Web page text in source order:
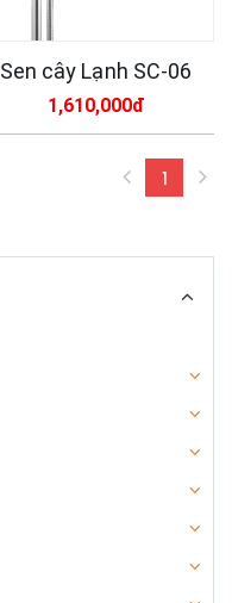
Sen cây Lạnh SC-06
1,610,000đ
1